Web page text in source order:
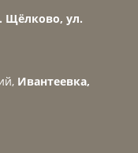
Щёлково, ул.
Ивантеевка,